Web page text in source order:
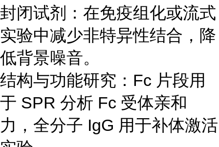
封闭试剂：在免疫组化或流式
实验中减少非特异性结合，降
低背景噪音。
结构与功能研究：Fc 片段用
于 SPR 分析 Fc 受体亲和
力，全分子 IgG 用于补体激活